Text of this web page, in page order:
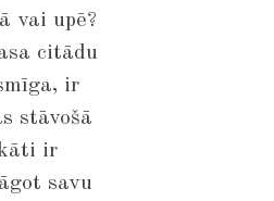
vai upē?
citādu
ir
stāvošā
ir
savu